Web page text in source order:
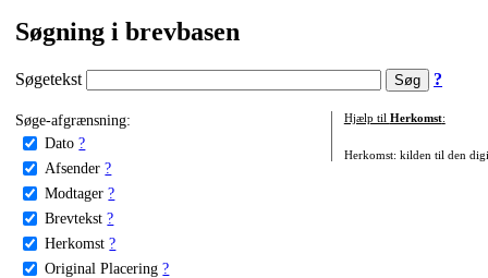
Søgning i brevbasen
Søgetekst ?
Søge-afgrænsning:
Dato ?
Afsender ?
Modtager ?
Brevtekst ?
Herkomst ?
Original Placering ?
Hjælp til Herkomst:
Herkomst: kilden til den